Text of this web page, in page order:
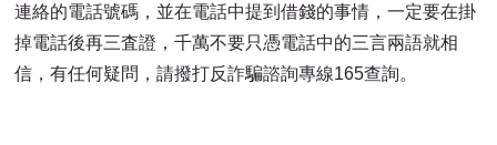
連絡的電話號碼，並在電話中提到借錢的事情，一定要在掛
掉電話後再三査證，千萬不要只憑電話中的三言兩語就相
信，有任何疑問，請撥打反詐騙諮詢專線165查詢。